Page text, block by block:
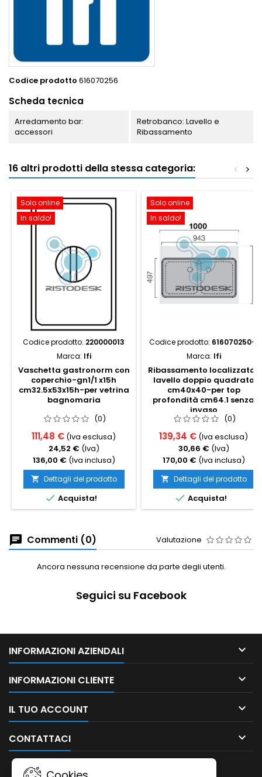
Codice prodotto 616070256
Scheda tecnica
Arredamento bar:
accessori
Retrobanco: Lavello e
Ribassamento
16 altri prodotti della stessa categoria: >
<
Solo online
In saldo!
Codice prodotto: 220000013
Marca: Ifi
Vaschetta gastronorm con
coperchio-gn1/1 x15h
cm32.5x53x15h-per vetrina
bagnomaria
(0)
111,48 € (Iva esclusa)
24,52 € (Iva)
136,00 € (Iva inclusa)
 Dettagli del prodotto
 Acquista!
Solo online
In saldo!
Codice prodotto: 616070250-1
Marca: Ifi
Ribassamento localizzato-
lavello doppio quadrato
cm40x40-per top
profondità cm64.1 senza
invaso
(0)
139,34 € (Iva esclusa)
30,66 € (Iva)
170,00 € (Iva inclusa)
 Dettagli del prodotto
 Acquista!
Commenti (0) Valutazione
Ancora nessuna recensione da parte degli utenti.
Seguici su Facebook
INFORMAZIONI AZIENDALI 
INFORMAZIONI CLIENTE 
IL TUO ACCOUNT 
CONTATTACI 